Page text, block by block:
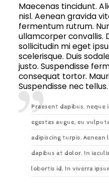
Maecenas tincidunt.
nisl. Aenean gravida
fermentum rutrum.
ullamcorper convallis.
sollicitudin mi eget
scelerisque. Duis
justo. Suspendisse
consequat tortor.
Suspendisse nec tellus.
Praesent dapibus,
egestas augue, eu
adipiscing turpis.
dapibus at dolor. In
lobortis id. In viverra